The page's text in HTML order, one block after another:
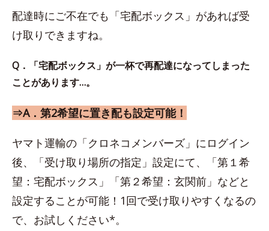
配達時にご不在でも「宅配ボックス」があれば受
け取りできますね。
Q．「宅配ボックス」が一杯で再配達になってしまった
ことがあります…。
⇒A．第2希望に置き配も設定可能！
ヤマト運輸の「クロネコメンバーズ」にログイン
後、「受け取り場所の指定」設定にて、「第１希
望：宅配ボックス」「第２希望：玄関前」などと
設定することが可能！1回で受け取りやすくなるの
で、お試しください*。